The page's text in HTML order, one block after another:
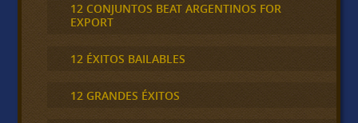
12 CONJUNTOS BEAT ARGENTINOS FOR
EXPORT
12 ÉXITOS BAILABLES
12 GRANDES ÉXITOS